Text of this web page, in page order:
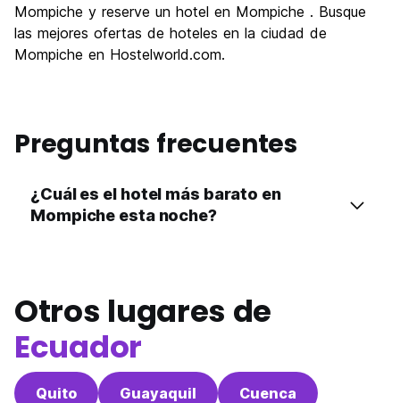
Mompiche y reserve un hotel en Mompiche . Busque
las mejores ofertas de hoteles en la ciudad de
Mompiche en Hostelworld.com.
Preguntas frecuentes
¿Cuál es el hotel más barato en
Mompiche esta noche?
Otros lugares de
Ecuador
Quito Guayaquil Cuenca